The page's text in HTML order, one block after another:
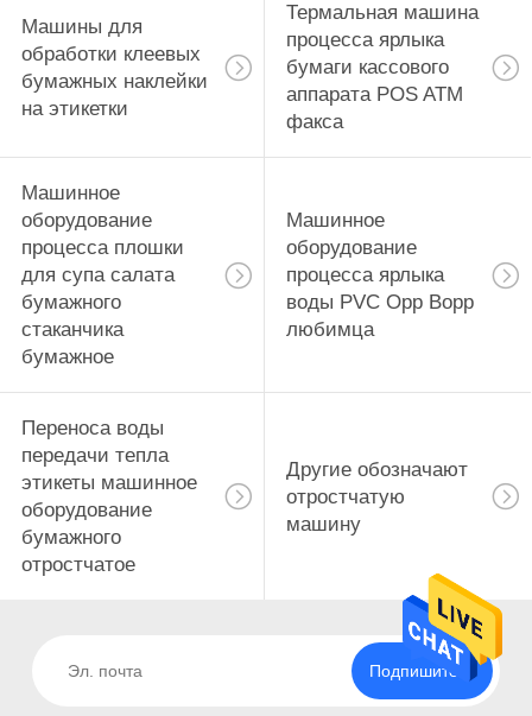
Машины для
обработки клеевых
бумажных наклейки
на этикетки
Термальная машина
процесса ярлыка
бумаги кассового
аппарата POS ATM
факса
Машинное
оборудование
процесса плошки
для супа салата
бумажного
стаканчика
бумажное
Машинное
оборудование
процесса ярлыка
воды PVC Opp Bopp
любимца
Переноса воды
передачи тепла
этикеты машинное
оборудование
бумажного
отростчатое
Другие обозначают
отростчатую
машину
Подпишитесь